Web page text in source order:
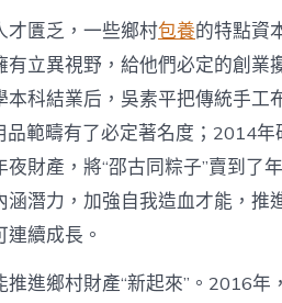
養
網
_
中
國
網〉
中
才匱乏，一些鄉村包養的特點資
有立異視野，給他們必定的創業
本科結業后，吳素平把傳統手工
品範疇有了必定著名度；2014
財產，將“邵古同粽子”賣到了
涵潛力，加強自我造血才能，
續成長。
推進鄉村財產“新起來”。2016